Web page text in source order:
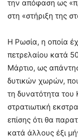
την απόφαση ως
στη «στήριξη της
Η Ρωσία, η οποία
πετρελαίου κατά
Μάρτιο, ως
δυτικών χωρών,
τη δυνατότητα του
στρατιωτική
επίσης ότι θα
κατά άλλους έξι